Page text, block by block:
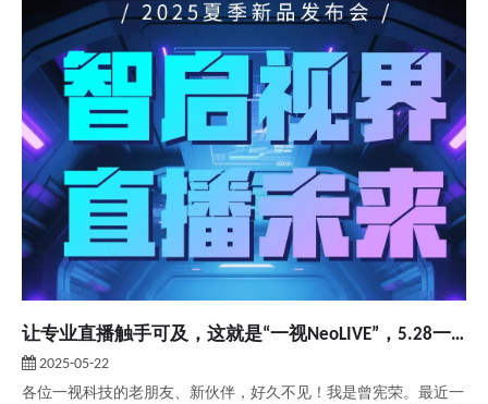
让专业直播触手可及，这就是“一视NeoLIVE”，5.28一起见证！
2025-05-22
各位一视科技的老朋友、新伙伴，好久不见！我是曾宪荣。最近一